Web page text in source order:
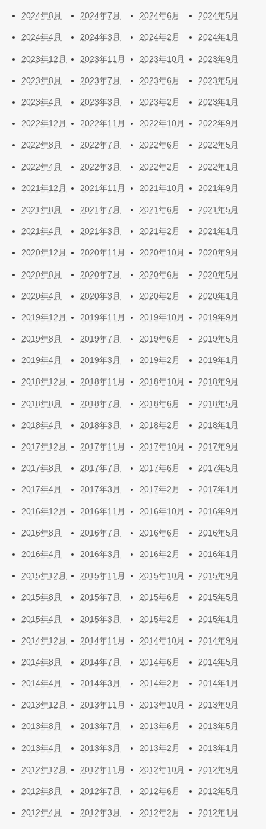
2024年8月 2024年7月 2024年6月 2024年5月
2024年4月 2024年3月 2024年2月 2024年1月
2023年12月 2023年11月 2023年10月 2023年9月
2023年8月 2023年7月 2023年6月 2023年5月
2023年4月 2023年3月 2023年2月 2023年1月
2022年12月 2022年11月 2022年10月 2022年9月
2022年8月 2022年7月 2022年6月 2022年5月
2022年4月 2022年3月 2022年2月 2022年1月
2021年12月 2021年11月 2021年10月 2021年9月
2021年8月 2021年7月 2021年6月 2021年5月
2021年4月 2021年3月 2021年2月 2021年1月
2020年12月 2020年11月 2020年10月 2020年9月
2020年8月 2020年7月 2020年6月 2020年5月
2020年4月 2020年3月 2020年2月 2020年1月
2019年12月 2019年11月 2019年10月 2019年9月
2019年8月 2019年7月 2019年6月 2019年5月
2019年4月 2019年3月 2019年2月 2019年1月
2018年12月 2018年11月 2018年10月 2018年9月
2018年8月 2018年7月 2018年6月 2018年5月
2018年4月 2018年3月 2018年2月 2018年1月
2017年12月 2017年11月 2017年10月 2017年9月
2017年8月 2017年7月 2017年6月 2017年5月
2017年4月 2017年3月 2017年2月 2017年1月
2016年12月 2016年11月 2016年10月 2016年9月
2016年8月 2016年7月 2016年6月 2016年5月
2016年4月 2016年3月 2016年2月 2016年1月
2015年12月 2015年11月 2015年10月 2015年9月
2015年8月 2015年7月 2015年6月 2015年5月
2015年4月 2015年3月 2015年2月 2015年1月
2014年12月 2014年11月 2014年10月 2014年9月
2014年8月 2014年7月 2014年6月 2014年5月
2014年4月 2014年3月 2014年2月 2014年1月
2013年12月 2013年11月 2013年10月 2013年9月
2013年8月 2013年7月 2013年6月 2013年5月
2013年4月 2013年3月 2013年2月 2013年1月
2012年12月 2012年11月 2012年10月 2012年9月
2012年8月 2012年7月 2012年6月 2012年5月
2012年4月 2012年3月 2012年2月 2012年1月